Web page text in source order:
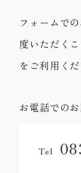
フォームで
度いただく
をご利用くだ
お電話での
Tel